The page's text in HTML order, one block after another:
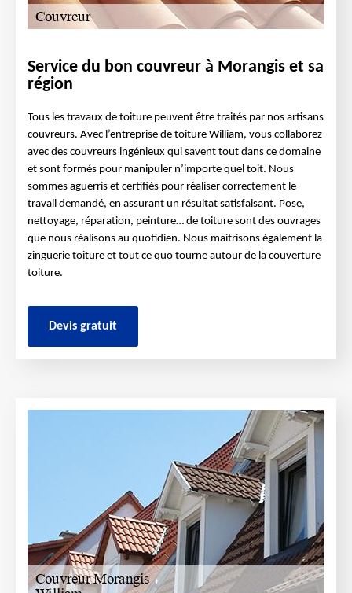
Service du bon couvreur à Morangis et sa
région
Tous les travaux de toiture peuvent être traités par nos artisans
couvreurs. Avec l’entreprise de toiture William, vous collaborez
avec des couvreurs ingénieux qui savent tout dans ce domaine
et sont formés pour manipuler n’importe quel toit. Nous
sommes aguerris et certifiés pour réaliser correctement le
travail demandé, en assurant un résultat satisfaisant. Pose,
nettoyage, réparation, peinture… de toiture sont des ouvrages
que nous réalisons au quotidien. Nous maitrisons également la
zinguerie toiture et tout ce quo tourne autour de la couverture
toiture.
Devis gratuit